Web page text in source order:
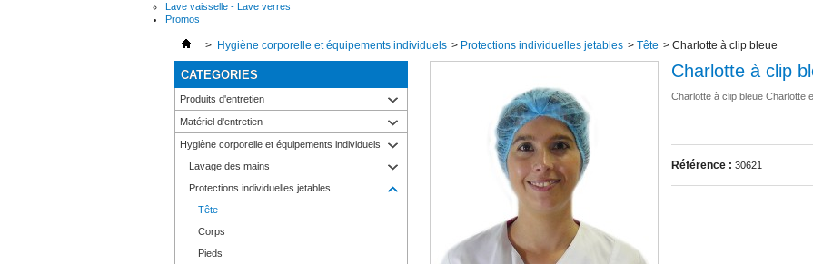
Lave vaisselle - Lave verres
Promos
> Hygiène corporelle et équipements individuels > Protections individuelles jetables > Tête > Charlotte à clip bleue
CATEGORIES
Produits d'entretien
Matériel d'entretien
Hygiène corporelle et équipements individuels
Lavage des mains
Protections individuelles jetables
Tête
Corps
Pieds
Charlotte à clip
Charlotte à clip bleue Charlotte
Référence : 30621